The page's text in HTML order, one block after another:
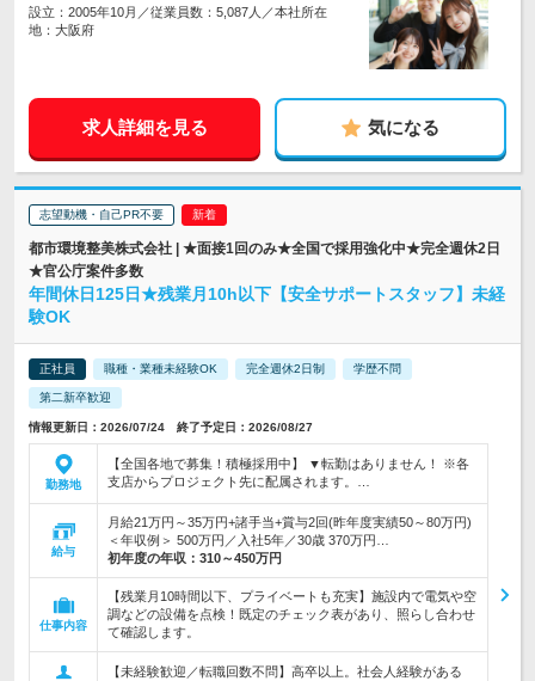
設立：2005年10月／従業員数：5,087人／本社所在
地：大阪府
求人詳細を見る 気になる
志望動機・自己PR不要
都市環境整美株式会社 | ★面接1回のみ★全国で採用強化中★完全週休2日
★官公庁案件多数
年間休日125日★残業月10h以下【安全サポートスタッフ】未経
験OK
正社員 職種・業種未経験OK 完全週休2日制 学歴不問
第二新卒歓迎
情報更新日：2026/07/24 終了予定日：2026/08/27
勤務地
【全国各地で募集！積極採用中】 ▼転勤はありません！ ※各
支店からプロジェクト先に配属されます。…
給与
月給21万円～35万円+諸手当+賞与2回(昨年度実績50～80万円)
＜年収例＞ 500万円／入社5年／30歳 370万円…
初年度の年収： 310～450万円
仕事内容
【残業月10時間以下、プライベートも充実】施設内で電気や空
調などの設備を点検！既定のチェック表があり、照らし合わせ
て確認します。
【未経験歓迎／転職回数不問】高卒以上。社会人経験がある